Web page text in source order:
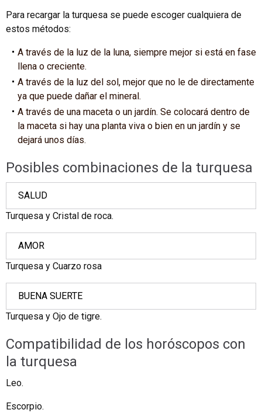
Para recargar la turquesa se puede escoger cualquiera de
estos métodos:
A través de la luz de la luna, siempre mejor si está en fase
llena o creciente.
A través de la luz del sol, mejor que no le de directamente
ya que puede dañar el mineral.
A través de una maceta o un jardín. Se colocará dentro de
la maceta si hay una planta viva o bien en un jardín y se
dejará unos días.
Posibles combinaciones de la turquesa
SALUD
Turquesa y Cristal de roca.
AMOR
Turquesa y Cuarzo rosa
BUENA SUERTE
Turquesa y Ojo de tigre.
Compatibilidad de los horóscopos con
la turquesa
Leo.
Escorpio.